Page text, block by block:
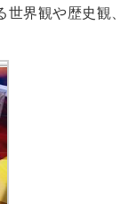
界観や歴史観